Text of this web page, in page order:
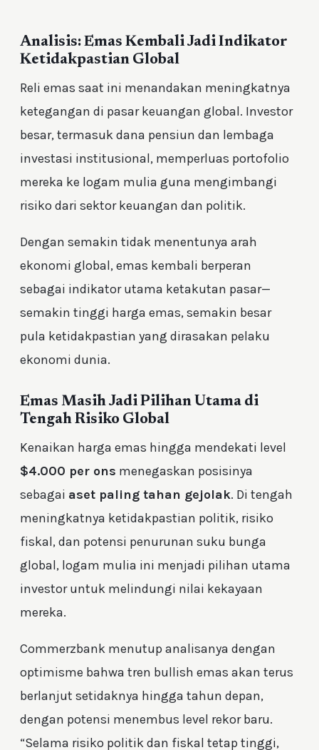
Analisis: Emas Kembali Jadi Indikator
Ketidakpastian Global
Reli emas saat ini menandakan meningkatnya
ketegangan di pasar keuangan global. Investor
besar, termasuk dana pensiun dan lembaga
investasi institusional, memperluas portofolio
mereka ke logam mulia guna mengimbangi
risiko dari sektor keuangan dan politik.
Dengan semakin tidak menentunya arah
ekonomi global, emas kembali berperan
sebagai indikator utama ketakutan pasar—
semakin tinggi harga emas, semakin besar
pula ketidakpastian yang dirasakan pelaku
ekonomi dunia.
Emas Masih Jadi Pilihan Utama di
Tengah Risiko Global
Kenaikan harga emas hingga mendekati level
$4.000 per ons menegaskan posisinya
sebagai aset paling tahan gejolak. Di tengah
meningkatnya ketidakpastian politik, risiko
fiskal, dan potensi penurunan suku bunga
global, logam mulia ini menjadi pilihan utama
investor untuk melindungi nilai kekayaan
mereka.
Commerzbank menutup analisanya dengan
optimisme bahwa tren bullish emas akan terus
berlanjut setidaknya hingga tahun depan,
dengan potensi menembus level rekor baru.
“Selama risiko politik dan fiskal tetap tinggi,